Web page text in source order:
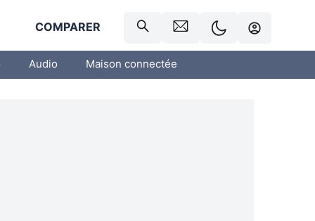
COMPARER
Audio Maison connectée